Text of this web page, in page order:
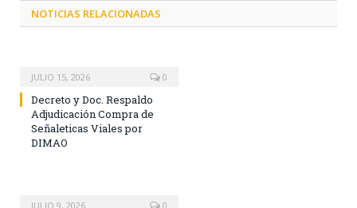
NOTICIAS RELACIONADAS
JULIO 15, 2026 0
Decreto y Doc. Respaldo
Adjudicación Compra de
Señaleticas Viales por
DIMAO
JULIO 9, 2026 0